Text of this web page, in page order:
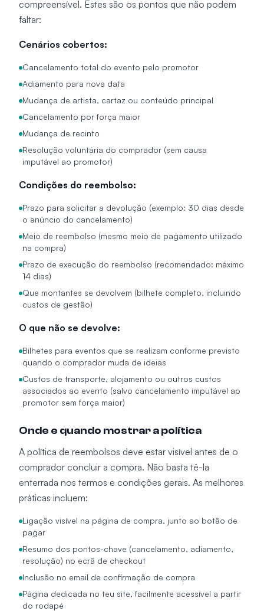
compreensível. Estes são os pontos que não podem
faltar:
Cenários cobertos:
Cancelamento total do evento pelo promotor
Adiamento para nova data
Mudança de artista, cartaz ou conteúdo principal
Cancelamento por força maior
Mudança de recinto
Resolução voluntária do comprador (sem causa
imputável ao promotor)
Condições do reembolso:
Prazo para solicitar a devolução (exemplo: 30 dias desde
o anúncio do cancelamento)
Meio de reembolso (mesmo meio de pagamento utilizado
na compra)
Prazo de execução do reembolso (recomendado: máximo
14 dias)
Que montantes se devolvem (bilhete completo, incluindo
custos de gestão)
O que não se devolve:
Bilhetes para eventos que se realizam conforme previsto
quando o comprador muda de ideias
Custos de transporte, alojamento ou outros custos
associados ao evento (salvo cancelamento imputável ao
promotor sem força maior)
Onde e quando mostrar a política
A política de reembolsos deve estar visível antes de o
comprador concluir a compra. Não basta tê-la
enterrada nos termos e condições gerais. As melhores
práticas incluem:
Ligação visível na página de compra, junto ao botão de
pagar
Resumo dos pontos-chave (cancelamento, adiamento,
resolução) no ecrã de checkout
Inclusão no email de confirmação de compra
Página dedicada no teu site, facilmente acessível a partir
do rodapé